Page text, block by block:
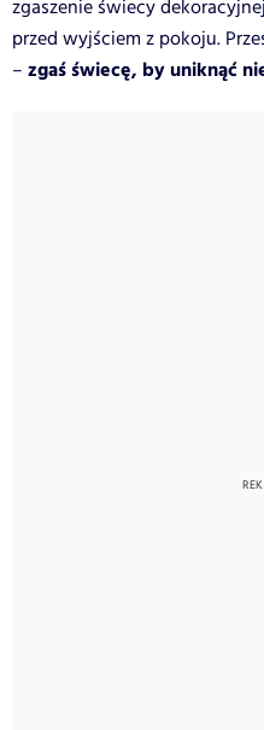
zgaszenie świecy
przed wyjściem z pokoju.
– zgaś świecę, by uniknąć